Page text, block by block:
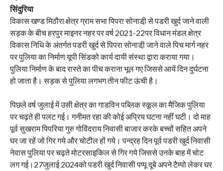
सिंदुरिया
विकास खण्ड मिठौरा क्षेत्र ग्राम सभा पिपरा सोनाडी़ से पडरी खुर्द जाने वाली
सड़क के बीच हरपुर माइनर नहर पर वर्ष 2021-22पर विधान मंडल क्षेत्र
विकास निधि के अंतर्गत पडरी खुर्द से पिपरा सोनाडी़ जाने वाले पिच मार्ग नहर
पर पुलिया का निर्माण यूपी सिंडको कार्य दायी संस्था द्वारा कराया गया।
पुलिया निर्माण के बाद रास्ते का पीच कराना भूल गए जिससे आयें दिन दुर्घटना
हो जाता है। सड़क से पुलिया लगभग तीन फीट ऊंची है।
पिछले वर्ष जुलाई में उसी क्षेत्र का गाडविन पब्लिक स्कूल का मैजिक पुलिया
पर चढ़ते ही पलट गई। गनीमत रहा की कोई अप्रिय घटना नहीं घटी। दो माह
पूर्व सुखराम पिपरिया गुरु गोविंदराय निवासी बाजार करके बच्चों सहित अपने
घर जा रहें जो गिर गये और चोटील हों गये। पन्द्रह दिन पूर्व पडरी खुर्द निवासी
नेवास पुलिया पर चढ़ते मोटरसाइकिल से गिर गये जिससे उनके बाह में चोट
लग गई।27जुलाई 2024को पडरी खुर्द निवासी पप्पू दूबे अपने टैम्पो लेकर घर